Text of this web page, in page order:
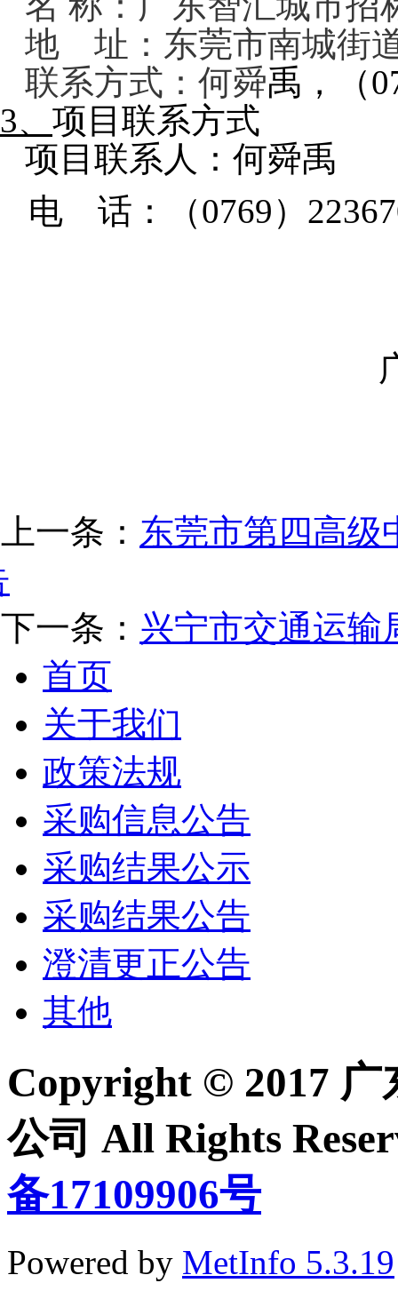
地 址： 东莞市南城街
联系方式： 何舜禹 ，（
3、 项目联系方式
项目联系人： 何舜禹
电 话：
（0769）
上一条： 东莞市第四高级
下一条： 兴宁市交通运输
首页
关于我们
政策法规
采购信息公告
采购结果公示
采购结果公告
澄清更正公告
其他
Copyright © 2017
公司 All Rights
备17109906号
Powered by MetInfo 5.3.19